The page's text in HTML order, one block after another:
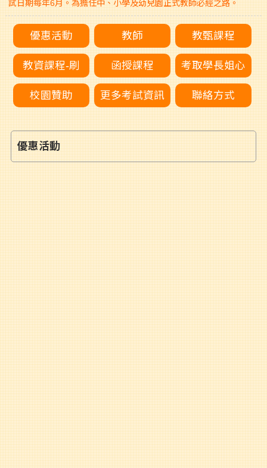
試日期每年6月。為擔任中、小學及幼兒園正式教師必經之路。
優惠活動 教師 教甄課程
教資課程-刷 函授課程 考取學長姐心
校園贊助 更多考試資訊 聯絡方式
優惠活動